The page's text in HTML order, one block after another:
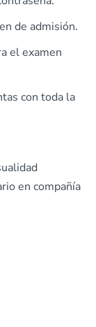
de admisión.
el examen
con toda la
en compañía